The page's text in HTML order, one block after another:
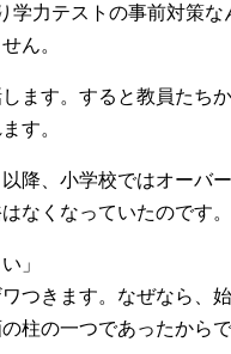
学力テストの事前対策
ん。
ます。すると教員たち
す。
降、小学校ではオーバ
なくなっていたのです。
」
つきます。なぜなら、
柱の一つであったからで